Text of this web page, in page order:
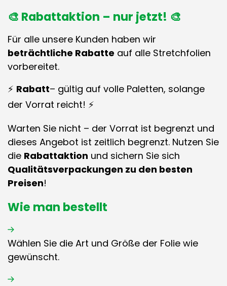
🎨 Rabattaktion – nur jetzt! 🎨
Für alle unsere Kunden haben wir
beträchtliche Rabatte auf alle Stretchfolien
vorbereitet.
⚡ Rabatt– gültig auf volle Paletten, solange
der Vorrat reicht! ⚡
Warten Sie nicht – der Vorrat ist begrenzt und
dieses Angebot ist zeitlich begrenzt. Nutzen Sie
die Rabattaktion und sichern Sie sich
Qualitätsverpackungen zu den besten
Preisen!
Wie man bestellt
Wählen Sie die Art und Größe der Folie wie
gewünscht.